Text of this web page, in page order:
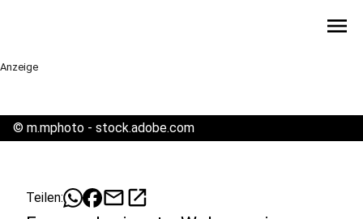
menu
Anzeige
© m.mphoto - stock.adobe.com
Teilen: mailopen_in_new